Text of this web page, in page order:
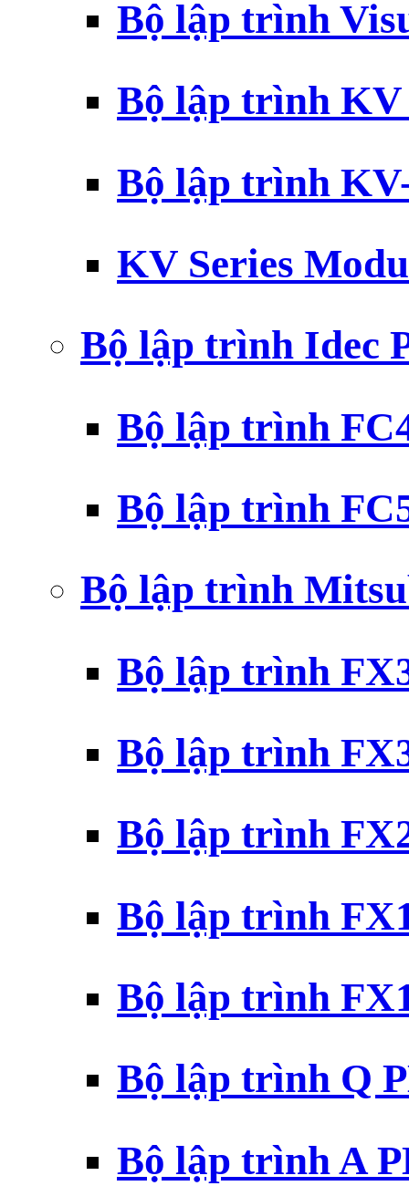
Bộ lập trình
Bộ lập trình
Bộ lập trình
KV Series
Bộ lập trình Idec
Bộ lập trình
Bộ lập trình
Bộ lập trình
Bộ lập trình
Bộ lập trình
Bộ lập trình
Bộ lập trình
Bộ lập trình
Bộ lập trình Q
Bộ lập trình A